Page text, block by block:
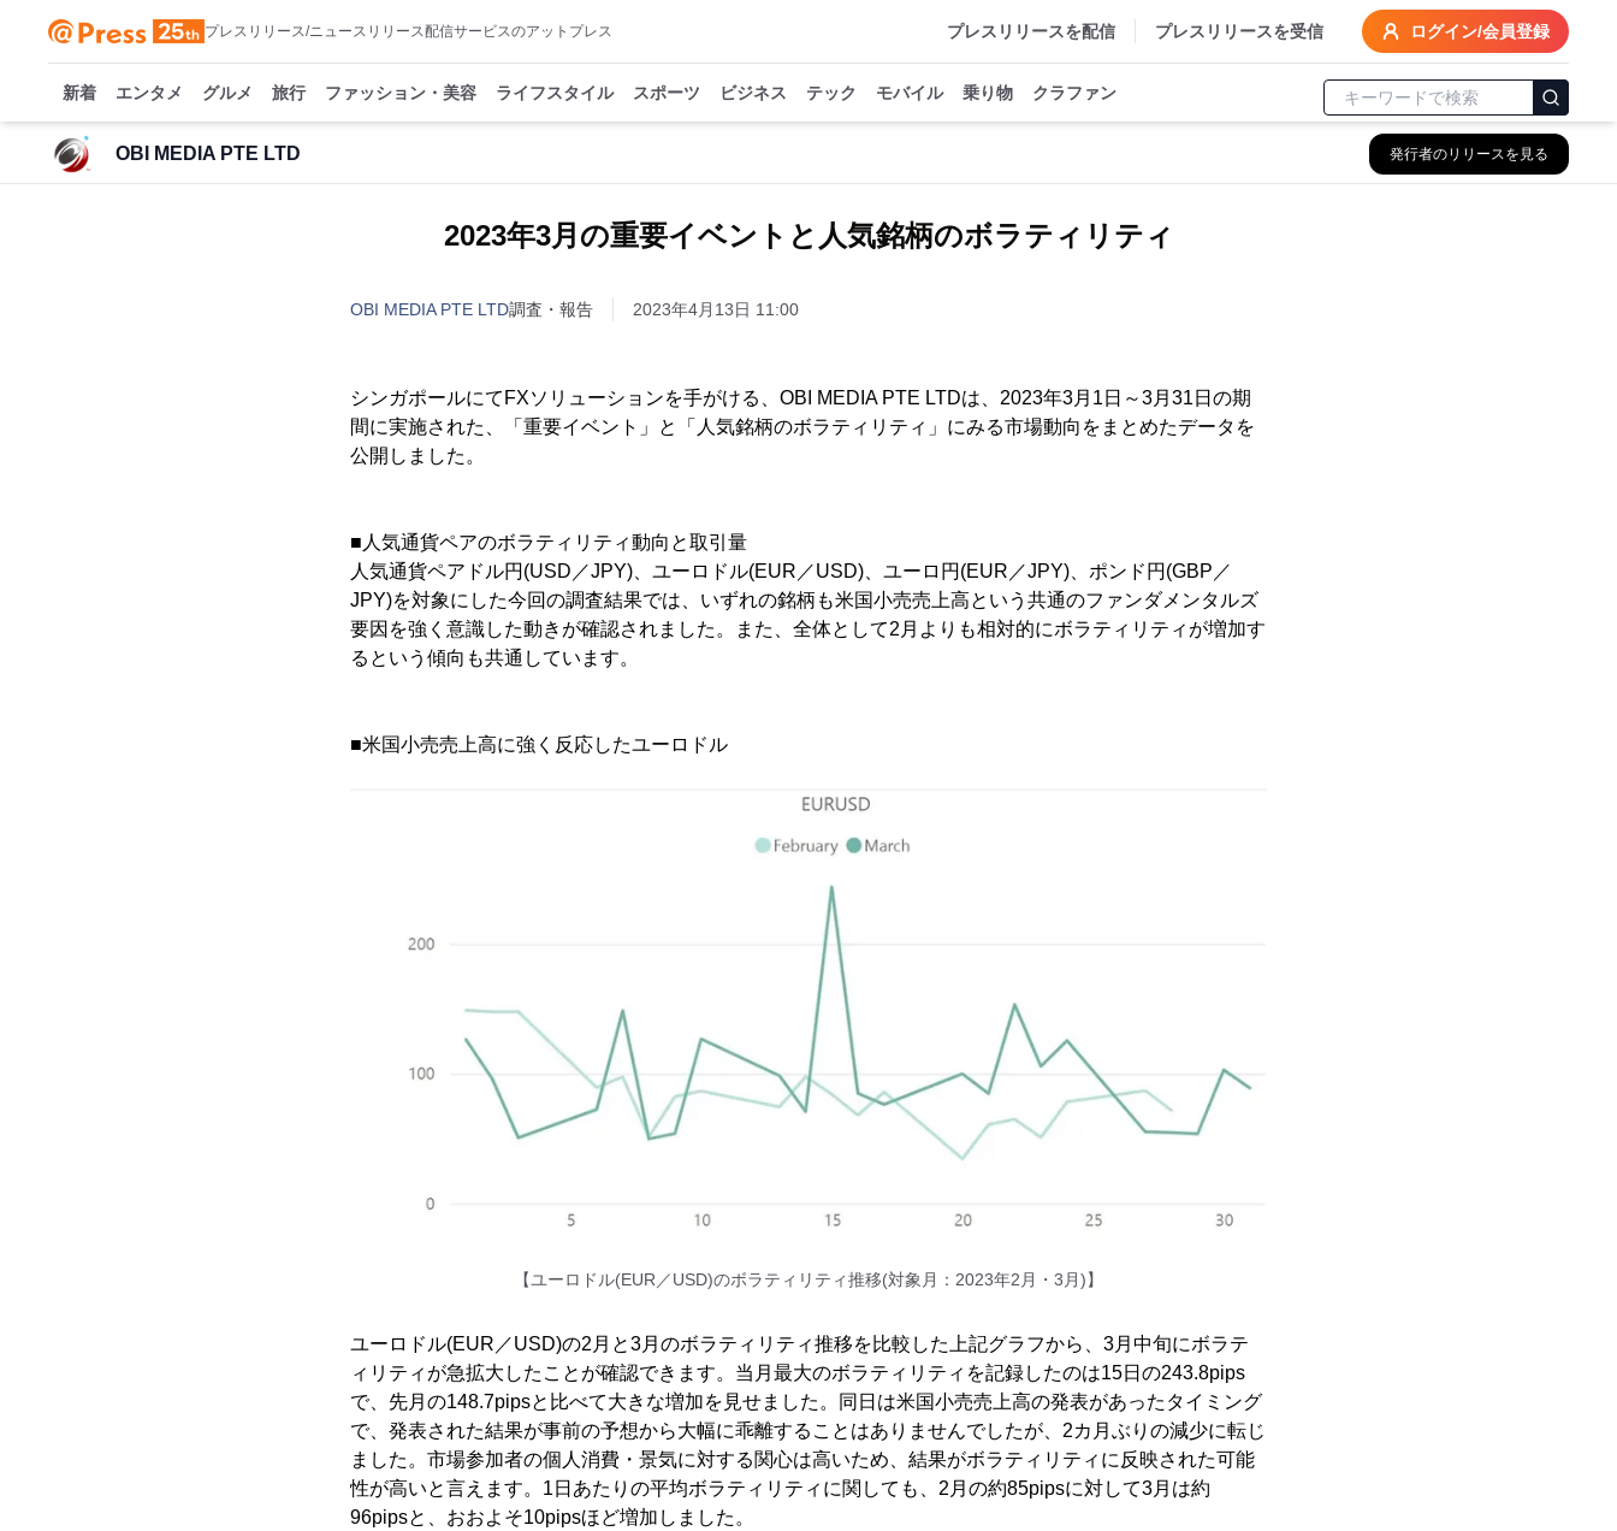
プレスリリース/ニュースリリース配信サービスのアットプレス プレスリリースを配信 プレスリリースを受信 ログイン/会員登録
新着 エンタメ グルメ 旅行 ファッション・美容 ライフスタイル スポーツ ビジネス テック モバイル 乗り物 クラファン
OBI MEDIA PTE LTD 発行者のリリースを見る
2023年3月の重要イベントと人気銘柄のボラティリティ
OBI MEDIA PTE LTD調査・報告 2023年4月13日 11:00
シンガポールにてFXソリューションを手がける、OBI MEDIA PTE LTDは、2023年3月1日～3月31日の期
間に実施された、「重要イベント」と「人気銘柄のボラティリティ」にみる市場動向をまとめたデータを
公開しました。
■人気通貨ペアのボラティリティ動向と取引量
人気通貨ペアドル円(USD／JPY)、ユーロドル(EUR／USD)、ユーロ円(EUR／JPY)、ポンド円(GBP／
JPY)を対象にした今回の調査結果では、いずれの銘柄も米国小売売上高という共通のファンダメンタルズ
要因を強く意識した動きが確認されました。また、全体として2月よりも相対的にボラティリティが増加す
るという傾向も共通しています。
■米国小売売上高に強く反応したユーロドル
【ユーロドル(EUR／USD)のボラティリティ推移(対象月：2023年2月・3月)】
ユーロドル(EUR／USD)の2月と3月のボラティリティ推移を比較した上記グラフから、3月中旬にボラテ
ィリティが急拡大したことが確認できます。当月最大のボラティリティを記録したのは15日の243.8pips
で、先月の148.7pipsと比べて大きな増加を見せました。同日は米国小売売上高の発表があったタイミング
で、発表された結果が事前の予想から大幅に乖離することはありませんでしたが、2カ月ぶりの減少に転じ
ました。市場参加者の個人消費・景気に対する関心は高いため、結果がボラティリティに反映された可能
性が高いと言えます。1日あたりの平均ボラティリティに関しても、2月の約85pipsに対して3月は約
96pipsと、おおよそ10pipsほど増加しました。